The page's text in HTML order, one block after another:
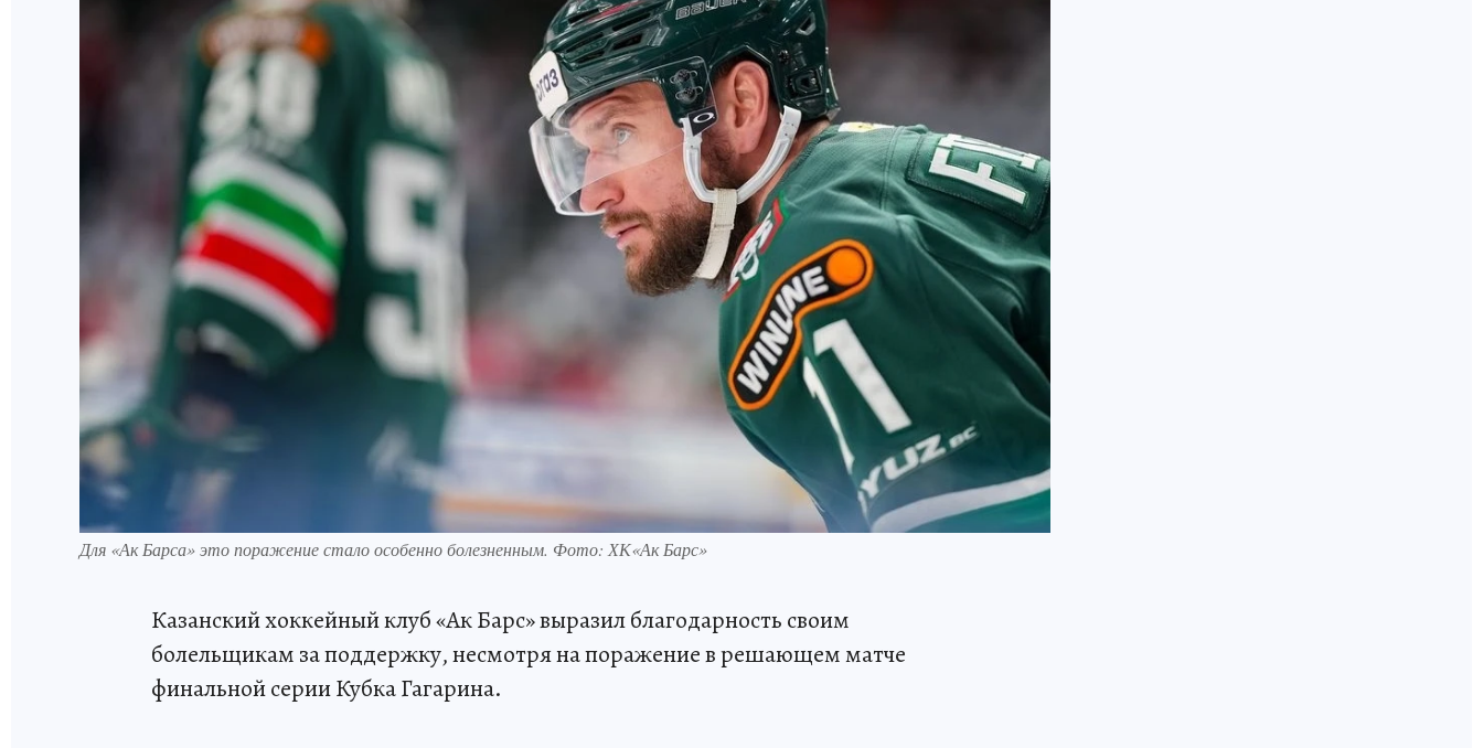
Для «Ак Барса» это поражение стало особенно болезненным. Фото: ХК«Ак Барс»
Казанский хоккейный клуб «Ак Барс» выразил благодарность своим
болельщикам за поддержку, несмотря на поражение в решающем матче
финальной серии Кубка Гагарина.